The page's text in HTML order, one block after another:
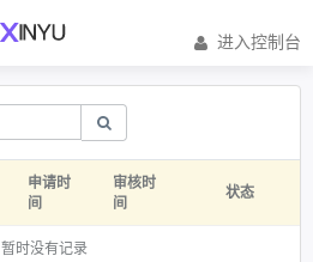
进入控制台
申请时
间
审核时
间
状态
暂时没有记录